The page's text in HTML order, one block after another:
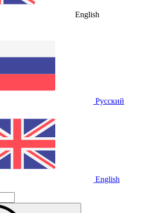
English
Русский
English